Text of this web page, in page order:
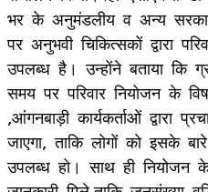
भर के अनुमंडलीय व अन्य
पर अनुभवी चिकित्सकों द्वारा
उपलब्ध है। उन्होंने बताया कि
समय पर परिवार नियोजन के
,आंगनबाड़ी कार्यकर्ताओं द्वारा
जाएगा, ताकि लोगों को इसके
उपलब्ध हो। साथ ही नियोजन